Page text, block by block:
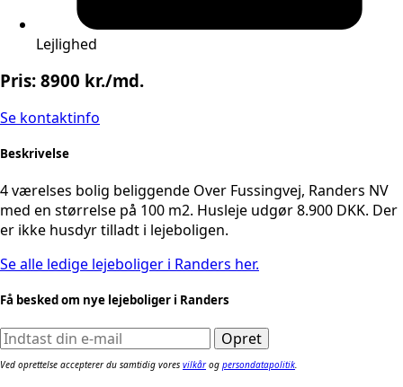
Lejlighed
Pris: 8900 kr./md.
Se kontaktinfo
Beskrivelse
4 værelses bolig beliggende Over Fussingvej, Randers NV
med en størrelse på 100 m2. Husleje udgør 8.900 DKK. Der
er ikke husdyr tilladt i lejeboligen.
Se alle ledige lejeboliger i Randers her.
Få besked om nye lejeboliger i Randers
Ved oprettelse accepterer du samtidig vores vilkårog persondatapolitik